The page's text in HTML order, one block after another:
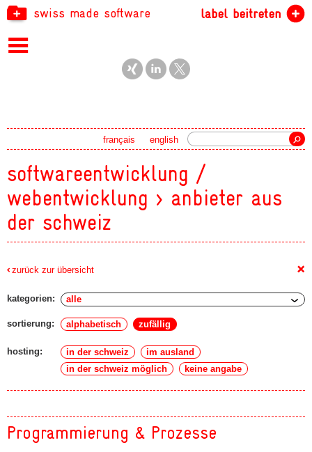
swiss made software label beitreten
english
français
softwareentwicklung /
webentwicklung > anbieter aus
der schweiz
zurück zur übersicht +
kategorien:
sortierung: alphabetisch zufällig
hosting: in der schweiz
im ausland
in der schweiz möglich
keine angabe
Programmierung & Prozesse